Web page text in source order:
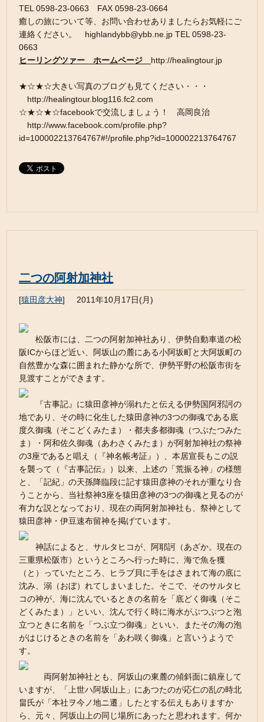
TEL 0598-23-0663 FAX 0598-23-0664
癒しの旅について等、お問い合わせありましたらお気軽にご
連絡ください。 highlandybb@ybb.ne.jp TEL 0598-23-
0663
ヒーリングツァー ホームページ http://healingtour.jp
★☆★☆大きい写真のブログも見てください・・・
http://healingtour.blog116.fc2.com
☆★☆★☆facebookで交流しましょう！ 高岡良治
http://www.facebook.com/profile.php?
id=100002213764767#!/profile.php?id=100002213764767
二つの阿射加神社
[猿田彦大神] 2011年10月17日(月)
松阪市には、二つの阿射加神社あり、伊勢自動車道の松
阪ICからほど近い、阿坂山の麓にある小阿坂町と大阿坂町の
自然豊かな森に囲まれた静かな所で、伊勢平野の松阪市街を
見渡すことができます。
『古事記』に猿田彦神が溺れたと伝える伊勢国阿邪訶の
地であり、その時に化生した猿田彦神の3つの御魂である底
度久御魂（そこどくみたま）・都夫多都御魂（つぶたつみた
ま）・阿和佐久御魂（あわさくみたま）が阿射加神社の祭神
の3座であると唱え（『神名帳考証』）、本居宣長もこの説
を襲って（『古事記伝』）以来、上述の「荒振る神」の様態
と、「記紀」の天孫降臨段に記す猿田彦神のそれが重なり合
うことから、当社祭神3座を猿田彦神の3つの御魂と見るのが
有力な説となっており、現在の両阿射加神社も、祭神として
猿田彦神・伊豆速布留神を掲げています。
神話によると、サルタヒコが、阿耶訶（あざか。現在の
三重県松阪市）というところへ行った時に、海で魚を獲
（と）っていたところ、ヒラブ貝に手をはさまれて海の底に
沈み、溺（おぼ）れてしまいました。そこで、そのサルタヒ
コの神が、海に沈んでいるときの名前を「底どく御魂（そこ
どくみたま）」といい、沈んで行く時に海水がぶつぶつと泡
立つときに名前を「つぶ立つ御魂」といい、またその海の泡
がはじけるときの名前を「あわ咲く御魂」と言いうようで
す。
両阿射加神社とも、阿坂山の東麓の傾斜面に鎮座して
いますが、「上世ハ阿坂山上」にあつたのが応仁の乱の時北
畠氏が「本社ヲ今ノ地ニ遷」したとする伝えもありますか
ら、元々、阿坂山上の同じ場所にあったと思われます。何か